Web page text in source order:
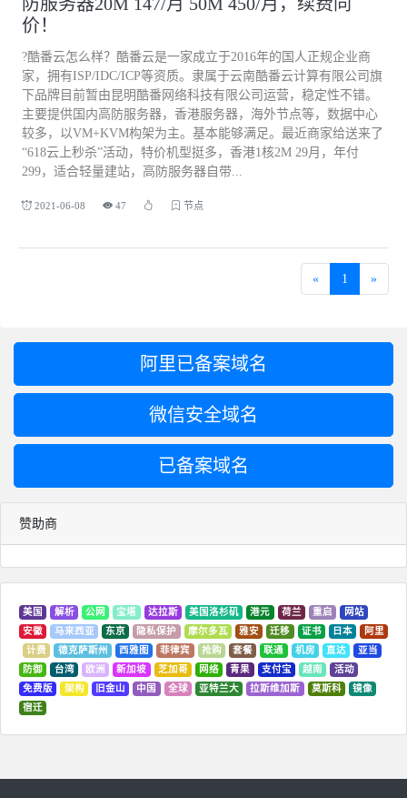
价！
?酷番云怎么样？酷番云是一家成立于2016年的国人正规企业商
家，拥有ISP/IDC/ICP等资质。隶属于云南酷番云计算有限公司旗
下品牌目前暂由昆明酷番网络科技有限公司运营，稳定性不错。
主要提供国内高防服务器，香港服务器，海外节点等，数据中心
较多，以VM+KVM构架为主。基本能够满足。最近商家给送来了
“618云上秒杀”活动，特价机型挺多，香港1核2M 29月，年付
299，适合轻量建站，高防服务器自带...
2021-06-08 47 节点
« 1 »
阿里已备案域名
微信安全域名
已备案域名
赞助商
美国 解析 公网 宝塔 达拉斯 美国洛杉矶 港元 荷兰 重启
网站
安徽
马来西亚 东京 隐私保护 摩尔多瓦 雅安 迁移 证书 日本
阿里
计费
德克萨斯州 西雅图 菲律宾 抢购 套餐 联通 机房 直达
亚当
防御
台湾 欧洲 新加坡 芝加哥 网络 青果 支付宝 越南
活动
免费版
架构 旧金山 中国 全球 亚特兰大 拉斯维加斯 莫斯科
镜像
宿迁